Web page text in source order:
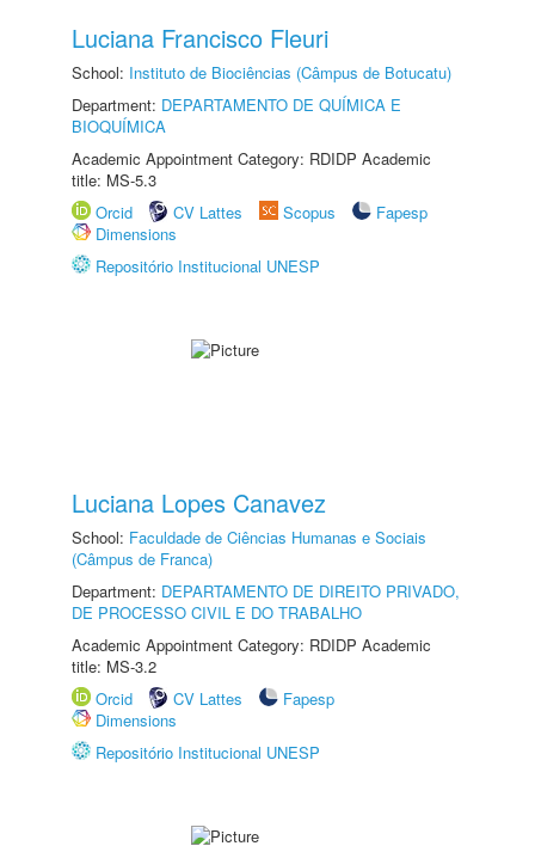
Luciana Francisco Fleuri
School: Instituto de Biociências (Câmpus de Botucatu)
Department: DEPARTAMENTO DE QUÍMICA E
BIOQUÍMICA
Academic Appointment Category: RDIDP Academic
title: MS-5.3
Orcid
CV Lattes Scopus
Fapesp
Dimensions
Repositório Institucional UNESP
Luciana Lopes Canavez
School: Faculdade de Ciências Humanas e Sociais
(Câmpus de Franca)
Department: DEPARTAMENTO DE DIREITO PRIVADO,
DE PROCESSO CIVIL E DO TRABALHO
Academic Appointment Category: RDIDP Academic
title: MS-3.2
Orcid
CV Lattes
Fapesp
Dimensions
Repositório Institucional UNESP